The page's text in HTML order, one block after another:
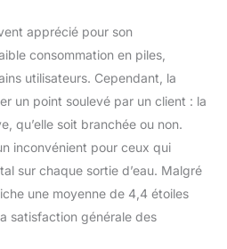
apprécié pour son
consommation en piles,
utilisateurs. Cependant, la
un point soulevé par un client : la
qu’elle soit branchée ou non.
inconvénient pour ceux qui
sur chaque sortie d’eau. Malgré
une moyenne de 4,4 étoiles
satisfaction générale des